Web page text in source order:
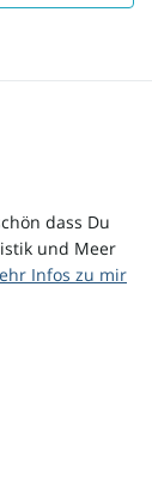
dass Du
und Meer
Infos zu mir